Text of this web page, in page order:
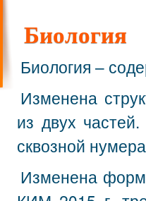
Биология
Биология –
Изменена
из двух
сквозной
Изменена